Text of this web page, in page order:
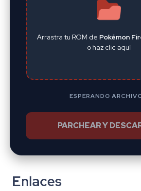
Arrastra tu ROM de Pokémon
o haz clic aquí
ESPERANDO
PARCHEAR Y
Enlaces